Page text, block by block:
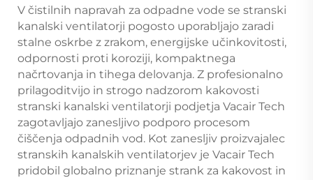
V čistilnih napravah za odpadne vode se stranski
kanalski ventilatorji pogosto uporabljajo zaradi
stalne oskrbe z zrakom, energijske učinkovitosti,
odpornosti proti koroziji, kompaktnega
načrtovanja in tihega delovanja. Z profesionalno
prilagoditvijo in strogo nadzorom kakovosti
stranski kanalski ventilatorji podjetja Vacair Tech
zagotavljajo zanesljivo podporo procesom
čiščenja odpadnih vod. Kot zanesljiv proizvajalec
stranskih kanalskih ventilatorjev je Vacair Tech
pridobil globalno priznanje strank za kakovost in